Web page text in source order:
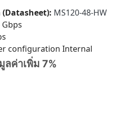
(Datasheet): MS120-48-HW
configuration Internal
ลค่าเพิ่ม 7%